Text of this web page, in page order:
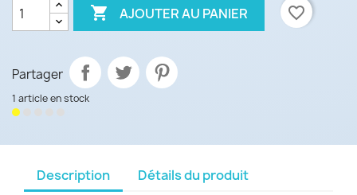
 AJOUTER AU PANIER favorite_border
Partager
1 article en stock
Description Détails du produit